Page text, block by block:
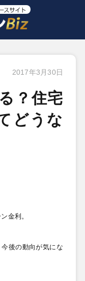
2017年3月30日
？住宅
どうな
金利。
後の動向が気にな